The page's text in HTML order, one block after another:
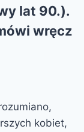
lat 90.).
wręcz
kobiet,